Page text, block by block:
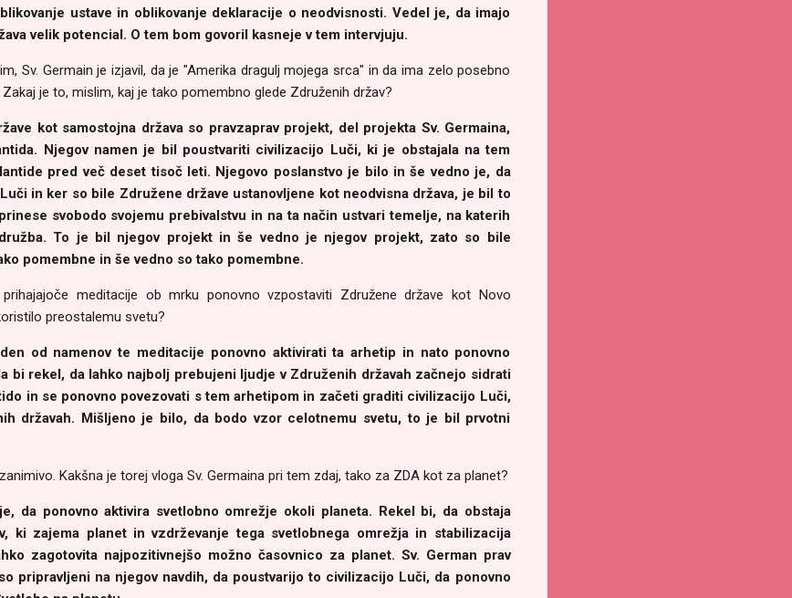
ustave in oblikovanje deklaracije o neodvisnosti. Vedel je, da imajo
velik potencial. O tem bom govoril kasneje v tem intervjuju.
Sv. Germain je izjavil, da je "Amerika dragulj mojega srca" in da ima zelo posebno
je to, mislim, kaj je tako pomembno glede Združenih držav?
kot samostojna država so pravzaprav projekt, del projekta Sv. Germaina,
Njegov namen je bil poustvariti civilizacijo Luči, ki je obstajala na tem
pred več deset tisoč leti. Njegovo poslanstvo je bilo in še vedno je, da
in ker so bile Združene države ustanovljene kot neodvisna država, je bil to
svobodo svojemu prebivalstvu in na ta način ustvari temelje, na katerih
To je bil njegov projekt in še vedno je njegov projekt, zato so bile
pomembne in še vedno so tako pomembne.
meditacije ob mrku ponovno vzpostaviti Združene države kot Novo
preostalemu svetu?
od namenov te meditacije ponovno aktivirati ta arhetip in nato ponovno
bi rekel, da lahko najbolj prebujeni ljudje v Združenih državah začnejo sidrati
in se ponovno povezovati s tem arhetipom in začeti graditi civilizacijo Luči,
državah. Mišljeno je bilo, da bodo vzor celotnemu svetu, to je bil prvotni
Kakšna je torej vloga Sv. Germaina pri tem zdaj, tako za ZDA kot za planet?
da ponovno aktivira svetlobno omrežje okoli planeta. Rekel bi, da obstaja
ki zajema planet in vzdrževanje tega svetlobnega omrežja in stabilizacija
zagotovita najpozitivnejšo možno časovnico za planet. Sv. German prav
pripravljeni na njegov navdih, da poustvarijo to civilizacijo Luči, da ponovno